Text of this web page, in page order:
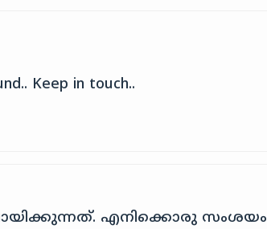
Keep in touch..
എനിക്കൊരു സംശയം